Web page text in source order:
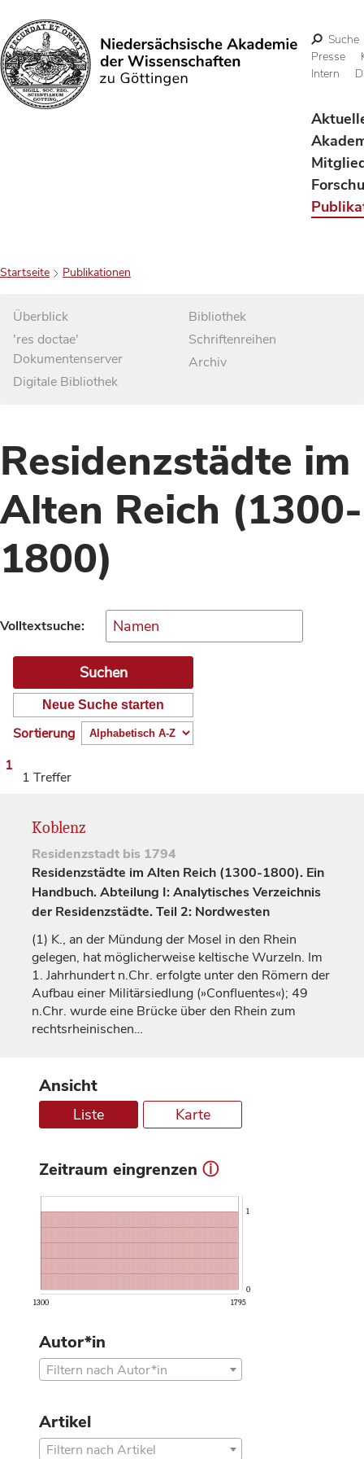
Suchen
Suche
Presse
Intern
Startseite Publikationen
Überblick
'res doctae'
Dokumentenserver
Digitale Bibliothek
Bibliothek
Schriftenreihen
Archiv
Residenzstädte im
Alten Reich (1300-
1800)
Volltextsuche:
Neue Suche starten
Sortierung
1
1 Treffer
Koblenz
Residenzstadt bis 1794
Residenzstädte im Alten Reich (1300-1800). Ein
Handbuch. Abteilung I: Analytisches Verzeichnis
der Residenzstädte. Teil 2: Nordwesten
(1) K., an der Mündung der Mosel in den Rhein
gelegen, hat möglicherweise keltische Wurzeln. Im
1. Jahrhundertn.Chr. erfolgte unter den Römern der
Aufbau einer Militärsiedlung (»Confluentes«); 49
n.Chr. wurde eine Brücke über den Rhein zum
rechtsrheinischen…
Ansicht
Liste Karte
Zeitraum eingrenzen ⓘ
1300 1795
0
1
Autor*in
Filtern nach Autor*in
Artikel
Filtern nach Artikel